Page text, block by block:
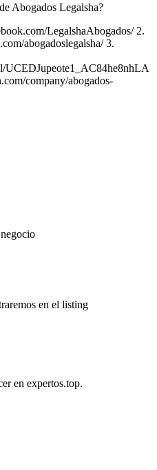
Abogados Legalsha?
LegalshaAbogados/ 2.
abogadoslegalsha/ 3.
UCEDJupeote1_AC84he8nhLA
company/abogados-
en el listing
en expertos.top.